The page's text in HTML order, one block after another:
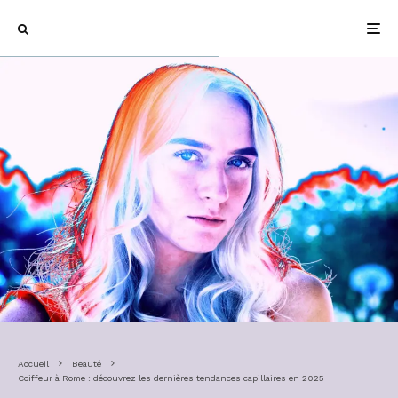
Accueil
Beauté
Coiffeur à Rome : découvrez les dernières tendances capillaires en 2025